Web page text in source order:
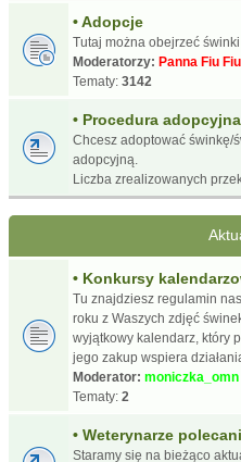
• Adopcje
Tutaj można obejrzeć
Moderatorzy: Panna Fiu Fiu
Tematy: 3142
• Procedura adopcyjna
Chcesz adoptować świnkę/
adopcyjną.
Liczba zrealizowanych
• Konkursy
Tu znajdziesz regulamin
roku z Waszych zdjęć
wyjątkowy kalendarz, który
jego zakup wspiera
Moderator: moniczka_omn
Tematy: 2
• Weterynarze
Staramy się na bieżąco